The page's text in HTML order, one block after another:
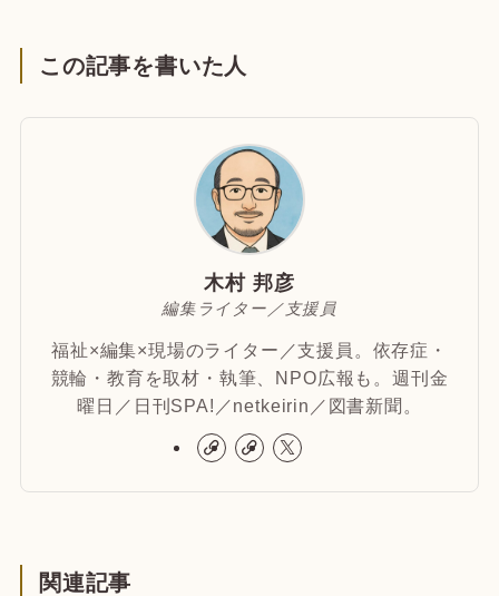
この記事を書いた人
木村 邦彦
編集ライター／支援員
福祉×編集×現場のライター／支援員。依存症・
競輪・教育を取材・執筆、NPO広報も。週刊金
曜日／日刊SPA!／netkeirin／図書新聞。
関連記事